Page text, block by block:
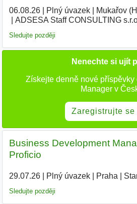
06.08.26| Plný úvazek| Mukařov
ADSESA Staff CONSULTING
Sledujte později
Nenechte si ujít
Získejte denně nové příspěvky
Manager v
Zaregistrujte se
Business Development
Proficio
29.07.26| Plný úvazek| Praha
Sledujte později